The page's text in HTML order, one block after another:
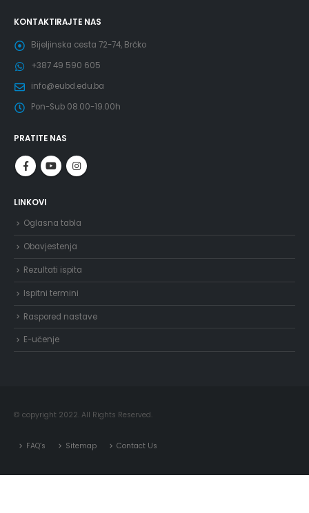
KONTAKTIRAJTE NAS
Bijeljinska cesta 72-74, Brčko
+387 49 590 605
info@eubd.edu.ba
Pon-Sub 08.00-19.00h
PRATITE NAS
LINKOVI
Oglasna tabla
Obavjestenja
Rezultati ispita
Ispitni termini
Raspored nastave
E-učenje
© copyright 2022. All Rights Reserved.
FAQ’s Sitemap Contact Us